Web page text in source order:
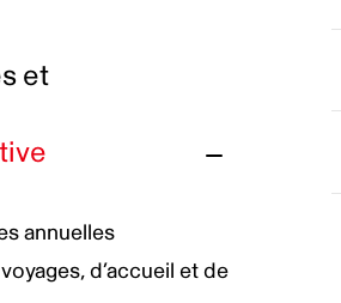
sur le
parité
authentique
et
annuelles
d’accueil et de